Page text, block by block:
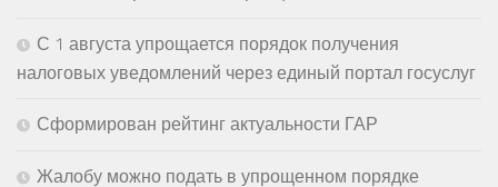
С 1 августа упрощается порядок получения
налоговых уведомлений через единый портал госуслуг
Сформирован рейтинг актуальности ГАР
Жалобу можно подать в упрощенном порядке